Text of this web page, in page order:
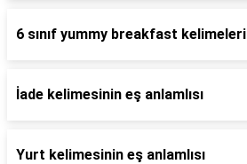
6 sınıf yummy breakfast kelimeleri
İade kelimesinin eş anlamlısı
Yurt kelimesinin eş anlamlısı